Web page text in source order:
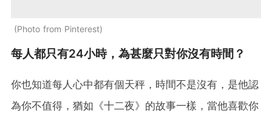
Photo from Pinterest
每人都只有24小時，為甚麼只對你沒有時間？
你也知道每人心中都有個天秤，時間不是沒有，是他認
為你不值得，猶如《十二夜》的故事一樣，當他喜歡你